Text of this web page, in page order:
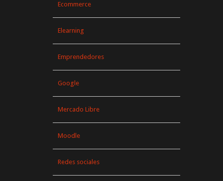
Ecommerce
Elearning
Emprendedores
Google
Mercado Libre
Moodle
Redes sociales